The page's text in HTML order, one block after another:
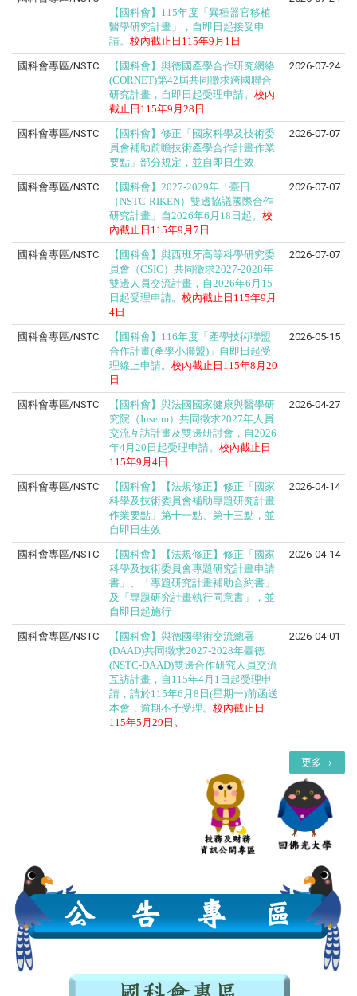
【國科會】115年度「異種器官移植
醫學研究計畫」，自即日起接受申
請。 校內截止日 115年9 月 1日
國科會專區/NSTC
【國科會】與德國產學合作研究網絡
(CORNET)第42屆共同徵求跨國聯合
研究計畫，自即日起受理申請。 校內
截止日 115年9 月 28日
2026-07-24
國科會專區/NSTC
【國科會】修正「國家科學及技術委
員會補助前瞻技術產學合作計畫作業
要點」部分規定，並自即日生效
2026-07-07
國科會專區/NSTC
【國科會】2027-2029年「臺日
（NSTC-RIKEN）雙邊協議國際合作
研究計畫」自2026年6月18日起。 校
內截止日 115年9 月 7日
2026-07-07
國科會專區/NSTC
【國科會】與西班牙高等科學研究委
員會（CSIC）共同徵求2027-2028年
雙邊人員交流計畫，自2026年6月15
日起受理申請。 校內截止日 115年9 月
4日
2026-07-07
國科會專區/NSTC
【國科會】116年度「產學技術聯盟
合作計畫(產學小聯盟)」自即日起受
理線上申請。 校內截止日115年8月20
日
2026-05-15
國科會專區/NSTC
【國科會】與法國國家健康與醫學研
究院（Inserm）共同徵求2027年人員
交流互訪計畫及雙邊研討會，自2026
年4月20日起受理申請。 校內截止日
115年9 月 4日
2026-04-27
國科會專區/NSTC
【國科會】【法規修正】修正「國家
科學及技術委員會補助專題研究計畫
作業要點」第十一點、第十三點，並
自即日生效
2026-04-14
國科會專區/NSTC
【國科會】【法規修正】修正「國家
科學及技術委員會專題研究計畫申請
書」、「專題研究計畫補助合約書」
及「專題研究計畫執行同意書」，並
自即日起施行
2026-04-14
國科會專區/NSTC
【國科會】與德國學術交流總署
(DAAD)共同徵求2027-2028年臺德
(NSTC-DAAD)雙邊合作研究人員交流
互訪計畫，自115年4月1日起受理申
請，請於115年6月8日(星期一)前函送
本會，逾期不予受理。 校內截止日
115年5 月 29 日。
2026-04-01
更多→